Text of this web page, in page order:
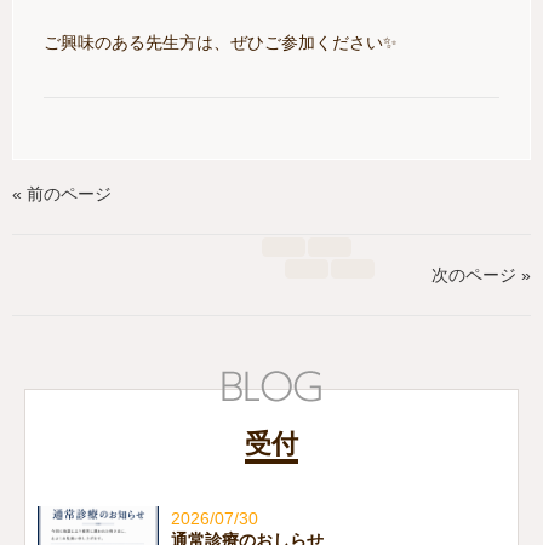
ご興味のある先生方は、ぜひご参加ください✨
« 前のページ
次のページ »
受付
2026/07/30
通常診療のおしらせ